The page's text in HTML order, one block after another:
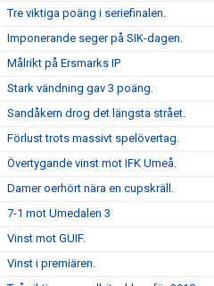
Tre viktiga poäng i seriefinalen.
Imponerande seger på SIK-dagen.
Målrikt på Ersmarks IP
Stark vändning gav 3 poäng.
Sandåkern drog det längsta strået.
Förlust trots massivt spelövertag.
Övertygande vinst mot IFK Umeå.
Damer oerhört nära en cupskräll.
7-1 mot Umedalen 3
Vinst mot GUIF.
Vinst i premiären.